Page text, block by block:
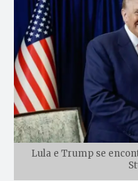
Lula e Trump se